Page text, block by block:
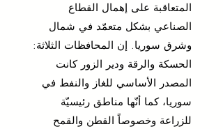
المتعاقبة على إهمال القطاع
الصناعي بشكل متعمّد في شمال
وشرق سوريا. إن المحافظات الثلاثة:
الحسكة والرقة ودير الزور كانت
المصدر الأساسي للغاز والنفط في
سوريا، كما أنّها مناطق رئيسيّة
للزراعة وخصوصاً القطن والقمح